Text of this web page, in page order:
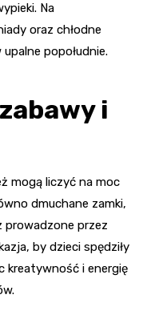
Na
oraz chłodne
popołudnie.
i
mogą liczyć na moc
dmuchane zamki,
prowadzone przez
by dzieci spędziły
kreatywność i energię